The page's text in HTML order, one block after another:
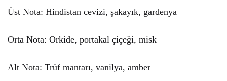
Üst Nota: Hindistan cevizi, şakayık, gardenya
Orta Nota: Orkide, portakal çiçeği, misk
Alt Nota: Trüf mantarı, vanilya, amber